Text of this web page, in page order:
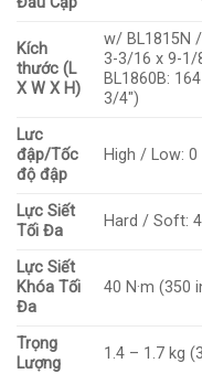
Kích
thước (L
X W X H)
w/ BL1815N
3-3/16 x 9-1/
BL1860B:
3/4″)
Lưc
đập/Tốc
độ đập
High / Low:
Lực Siết
Tối Đa
Hard / Soft:
Lực Siết
Khóa Tối
Đa
40 N·m (350
Trọng
Lượng
1.4 – 1.7 kg